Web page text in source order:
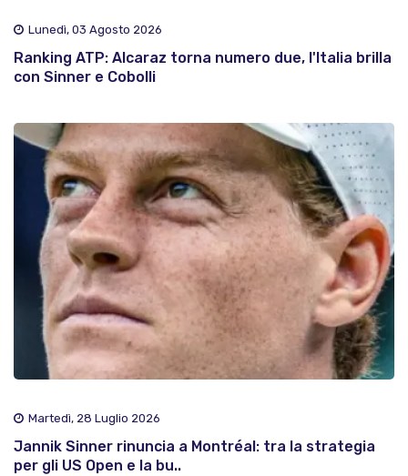
Lunedì, 03 Agosto 2026
Ranking ATP: Alcaraz torna numero due, l'Italia brilla
con Sinner e Cobolli
Martedì, 28 Luglio 2026
Jannik Sinner rinuncia a Montréal: tra la strategia
per gli US Open e la bu..